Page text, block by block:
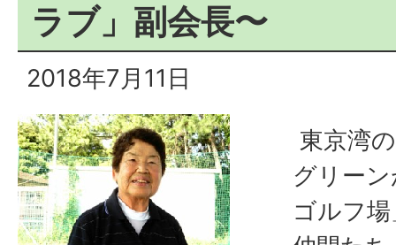
ラブ」副会長〜
2018年7月11日
東京湾
グリー
ゴルフ